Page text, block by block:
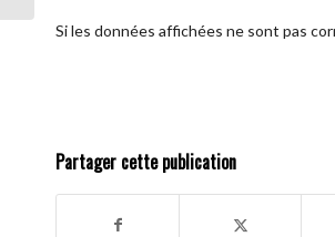
Si les données affichées ne sont pas
Partager cette publication